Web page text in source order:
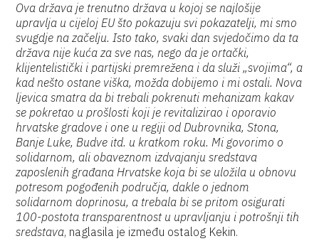
Ova država je trenutno država u kojoj se najlošije
upravlja u cijeloj EU što pokazuju svi pokazatelji, mi smo
svugdje na začelju. Isto tako, svaki dan svjedočimo da ta
država nije kuća za sve nas, nego da je ortački,
klijentelistički i partijski premrežena i da služi „svojima“, a
kad nešto ostane viška, možda dobijemo i mi ostali. Nova
ljevica smatra da bi trebali pokrenuti mehanizam kakav
se pokretao u prošlosti koji je revitalizirao i oporavio
hrvatske gradove i one u regiji od Dubrovnika, Stona,
Banje Luke, Budve itd. u kratkom roku. Mi govorimo o
solidarnom, ali obaveznom izdvajanju sredstava
zaposlenih građana Hrvatske koja bi se uložila u obnovu
potresom pogođenih područja, dakle o jednom
solidarnom doprinosu, a trebala bi se pritom osigurati
100-postota transparentnost u upravljanju i potrošnji tih
sredstava, naglasila je između ostalog Kekin.